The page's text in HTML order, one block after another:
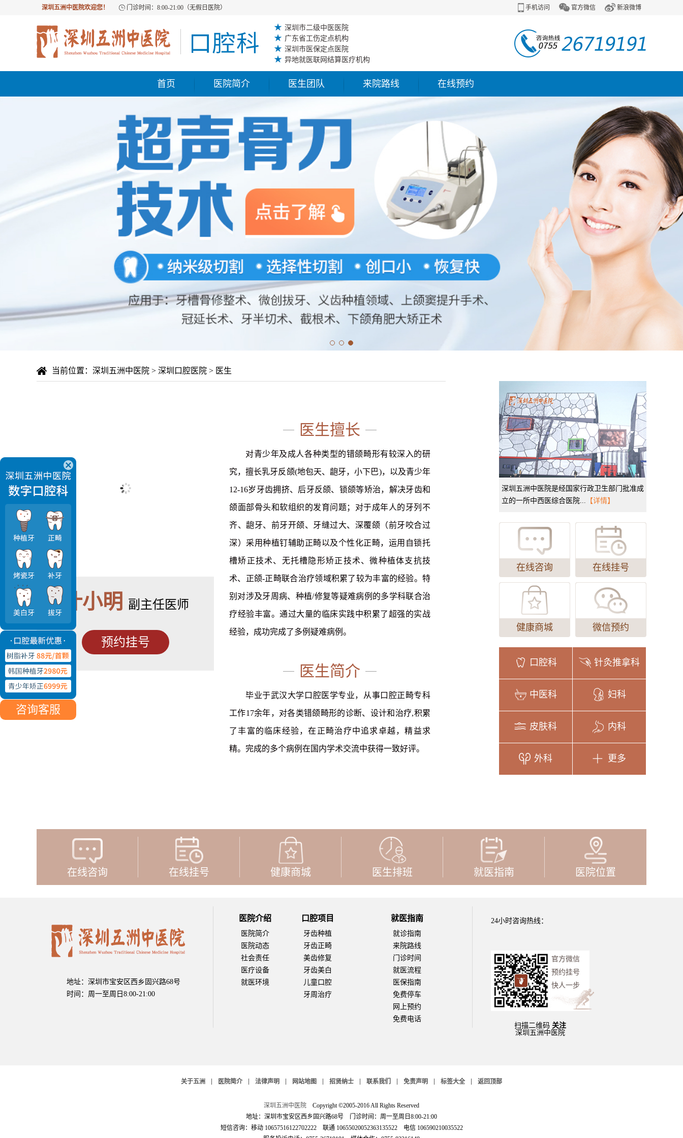
深圳五洲中医院欢迎您！ 门诊时间：8:00-21:00（无假日医院） 手机访问 官方微信 新浪微博
★ 深圳市二级中医医院
★ 广东省工伤定点机构
★ 深圳市医保定点医院
★ 异地就医联网结算医疗机构
首页 医院简介 医生团队 来院路线 在线预约
当前位置： 深圳五洲中医院 > 深圳口腔医院 > 医生
叶小明 副主任医师
预约挂号
医生擅长
对青少年及成人各种类型的错颌畸形有较深入的研
究，擅长乳牙反颌(地包天、龅牙，小下巴)，以及青少年
12-16岁牙齿拥挤、后牙反颌、锁颌等矫治，解决牙齿和
颌面部骨头和软组织的发育问题；对于成年人的牙列不
齐、龅牙、前牙开颌、牙缝过大、深覆颌（前牙咬合过
深）采用种植钉辅助正畸以及个性化正畸，运用自锁托
槽矫正技术、无托槽隐形矫正技术、微种植体支抗技
术、正颌-正畸联合治疗领域积累了较为丰富的经验。特
别对涉及牙周病、种植/修复等疑难病例的多学科联合治
疗经验丰富。通过大量的临床实践中积累了超强的实战
经验，成功完成了多例疑难病例。
医生简介
毕业于武汉大学口腔医学专业，从事口腔正畸专科
工作17余年，对各类错颌畸形的诊断、设计和治疗,积累
了丰富的临床经验，在正畸治疗中追求卓越，精益求
精。完成的多个病例在国内学术交流中获得一致好评。
深圳五洲中医院是经国家行政卫生部门批准成
立的一所中西医综合医院... 【详情】
在线咨询 在线挂号
健康商城 微信预约
口腔科 针灸推拿科
中医科 妇科
皮肤科 内科
外科 更多
在线咨询 在线挂号 健康商城 医生排班 就医指南 医院位置
地址：深圳市宝安区西乡固兴路68号
时间：周一至周日8:00-21:00
医院介绍
医院简介
医院动态
社会责任
医疗设备
就医环境
口腔项目
牙齿种植
牙齿正畸
美齿修复
牙齿美白
儿童口腔
牙周治疗
就医指南
就诊指南
来院路线
门诊时间
就医流程
医保指南
免费停车
网上预约
免费电话
24小时咨询热线：
官方微信
预约挂号
快人一步
扫描二维码 关注
深圳五洲中医院
关于五洲 医院简介 法律声明 网站地图 招贤纳士 联系我们 免责声明 标签大全 返回顶部
深圳五洲中医院 Copyright ©2005-2016 All Rights Reserved
地址：深圳市宝安区西乡固兴路68号 门诊时间：周一至周日8:00-21:00
短信咨询：移动 10657516122702222 联通 10655020052363135522 电信 106590210035522
咨询客服